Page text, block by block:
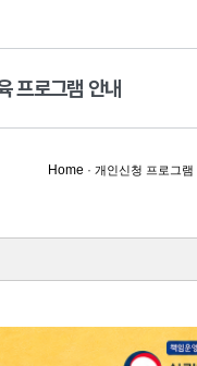
프로그램 안내
Home · 개인신청 프로그램